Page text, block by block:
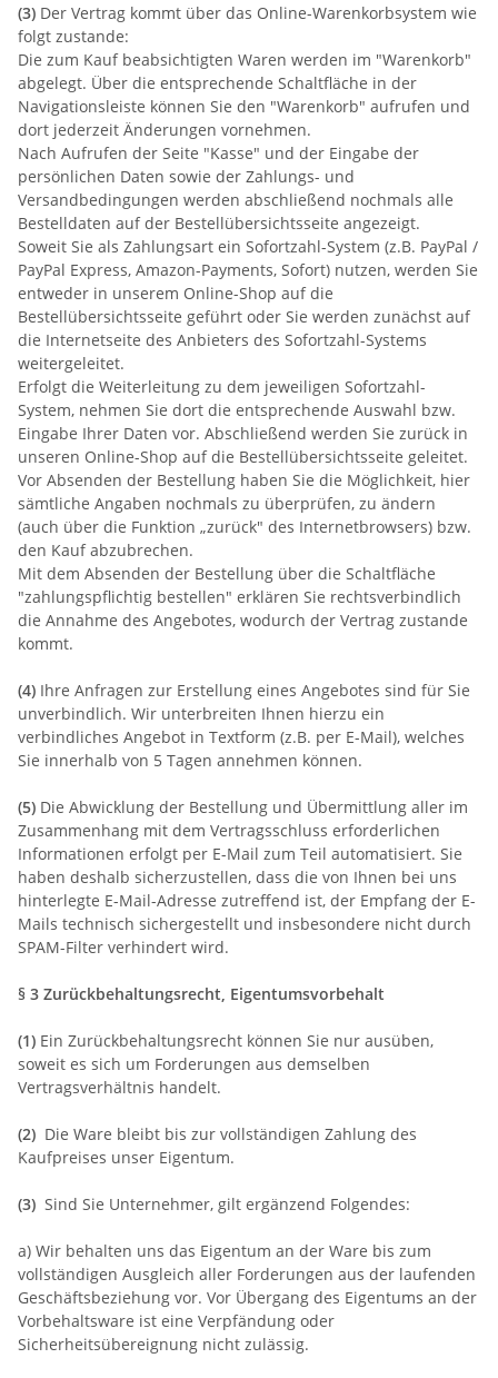
(3) Der Vertrag kommt über das Online-Warenkorbsystem wie
folgt zustande:
Die zum Kauf beabsichtigten Waren werden im "Warenkorb"
abgelegt. Über die entsprechende Schaltfläche in der
Navigationsleiste können Sie den "Warenkorb" aufrufen und
dort jederzeit Änderungen vornehmen.
Nach Aufrufen der Seite "Kasse" und der Eingabe der
persönlichen Daten sowie der Zahlungs- und
Versandbedingungen werden abschließend nochmals alle
Bestelldaten auf der Bestellübersichtsseite angezeigt.
Soweit Sie als Zahlungsart ein Sofortzahl-System (z.B. PayPal /
PayPal Express, Amazon-Payments, Sofort) nutzen, werden Sie
entweder in unserem Online-Shop auf die
Bestellübersichtsseite geführt oder Sie werden zunächst auf
die Internetseite des Anbieters des Sofortzahl-Systems
weitergeleitet.
Erfolgt die Weiterleitung zu dem jeweiligen Sofortzahl-
System, nehmen Sie dort die entsprechende Auswahl bzw.
Eingabe Ihrer Daten vor. Abschließend werden Sie zurück in
unseren Online-Shop auf die Bestellübersichtsseite geleitet.
Vor Absenden der Bestellung haben Sie die Möglichkeit, hier
sämtliche Angaben nochmals zu überprüfen, zu ändern
(auch über die Funktion „zurück" des Internetbrowsers) bzw.
den Kauf abzubrechen.
Mit dem Absenden der Bestellung über die Schaltfläche
"zahlungspflichtig bestellen" erklären Sie rechtsverbindlich
die Annahme des Angebotes, wodurch der Vertrag zustande
kommt.
(4) Ihre Anfragen zur Erstellung eines Angebotes sind für Sie
unverbindlich. Wir unterbreiten Ihnen hierzu ein
verbindliches Angebot in Textform (z.B. per E-Mail), welches
Sie innerhalb von 5 Tagen annehmen können.
(5) Die Abwicklung der Bestellung und Übermittlung aller im
Zusammenhang mit dem Vertragsschluss erforderlichen
Informationen erfolgt per E-Mail zum Teil automatisiert. Sie
haben deshalb sicherzustellen, dass die von Ihnen bei uns
hinterlegte E-Mail-Adresse zutreffend ist, der Empfang der E-
Mails technisch sichergestellt und insbesondere nicht durch
SPAM-Filter verhindert wird.
§ 3 Zurückbehaltungsrecht , Eigentumsvorbehalt
(1) Ein Zurückbehaltungsrecht können Sie nur ausüben,
soweit es sich um Forderungen aus demselben
Vertragsverhältnis handelt.
(2) Die Ware bleibt bis zur vollständigen Zahlung des
Kaufpreises unser Eigentum.
(3) Sind Sie Unternehmer, gilt ergänzend Folgendes:
a) Wir behalten uns das Eigentum an der Ware bis zum
vollständigen Ausgleich aller Forderungen aus der laufenden
Geschäftsbeziehung vor. Vor Übergang des Eigentums an der
Vorbehaltsware ist eine Verpfändung oder
Sicherheitsübereignung nicht zulässig.